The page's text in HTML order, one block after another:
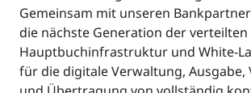
Gemeinsam mit unseren
die nächste Generation der verteilten
Hauptbuchinfrastruktur und White-
für die digitale Verwaltung, Ausgabe,